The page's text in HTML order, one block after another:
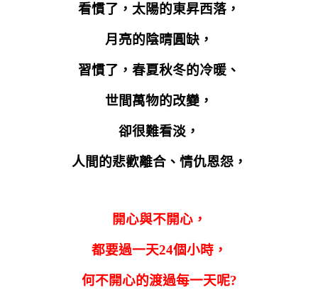
看慣了，太陽的東昇西落，
月亮的陰晴圓缺，
習慣了，春夏秋冬的冷暖、
世間萬物的改變，
卻很難看淡，
人間的悲歡離合、情仇恩怨，
開心與不開心，
都要過一天24個小時，
何不開心的渡過每一天呢?